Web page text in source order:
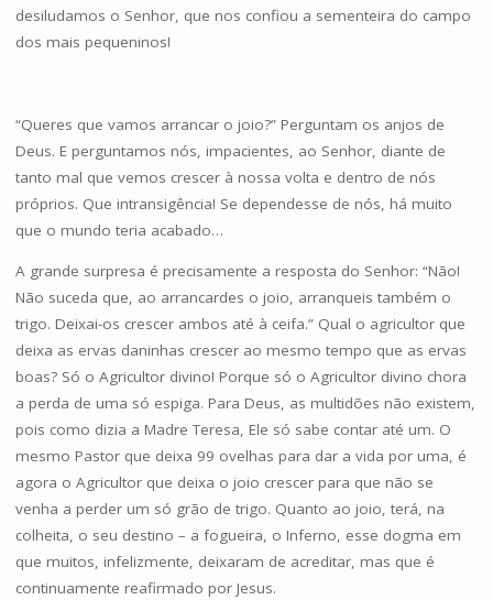
desiludamos o Senhor, que nos confiou a sementeira do campo
dos mais pequeninos!
“Queres que vamos arrancar o joio?” Perguntam os anjos de
Deus. E perguntamos nós, impacientes, ao Senhor, diante de
tanto mal que vemos crescer à nossa volta e dentro de nós
próprios. Que intransigência! Se dependesse de nós, há muito
que o mundo teria acabado…
A grande surpresa é precisamente a resposta do Senhor: “Não!
Não suceda que, ao arrancardes o joio, arranqueis também o
trigo. Deixai-os crescer ambos até à ceifa.” Qual o agricultor que
deixa as ervas daninhas crescer ao mesmo tempo que as ervas
boas? Só o Agricultor divino! Porque só o Agricultor divino chora
a perda de uma só espiga. Para Deus, as multidões não existem,
pois como dizia a Madre Teresa, Ele só sabe contar até um. O
mesmo Pastor que deixa 99 ovelhas para dar a vida por uma, é
agora o Agricultor que deixa o joio crescer para que não se
venha a perder um só grão de trigo. Quanto ao joio, terá, na
colheita, o seu destino – a fogueira, o Inferno, esse dogma em
que muitos, infelizmente, deixaram de acreditar, mas que é
continuamente reafirmado por Jesus.